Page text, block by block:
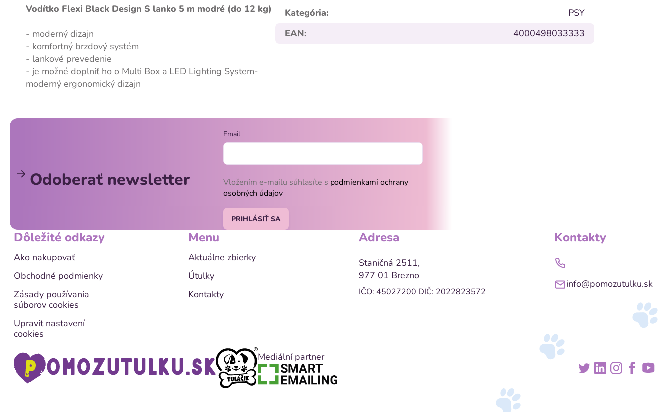
Vodítko Flexi Black Design S lanko 5 m modré (do 12 kg)
- moderný dizajn
- komfortný brzdový systém
- lankové prevedenie
- je možné doplniť ho o Multi Box a LED Lighting System-
moderný ergonomický dizajn
Kategória:
PSY
EAN: 4000498033333
Odoberať newsletter
Email
Vložením e-mailu súhlasíte s podmienkami ochrany
osobných údajov
PRIHLÁSIŤ SA
Dôležité odkazy
Ako nakupovať
Obchodné podmienky
Zásady používania
súborov cookies
Upravit nastavení
cookies
Menu
Aktuálne zbierky
Útulky
Kontakty
Adresa
Staničná 2511,
977 01 Brezno
IČO: 45027200 DIČ: 2022823572
Kontakty
info@pomozutulku.sk
Mediální partner